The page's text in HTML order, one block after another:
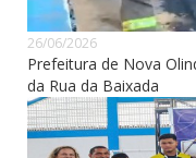
26/06/2026
Prefeitura de Nova
da Rua da Baixada